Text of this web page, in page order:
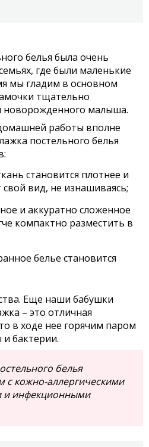
белья была очень
где были маленькие
мы гладим в основном
тщательно
новорожденного малыша.
работы вполне
постельного белья
становится плотнее и
вид, не изнашиваясь;
и аккуратно сложенное
компактно разместить в
белье становится
Еще наши бабушки
– это отличная
в ходе нее горячим паром
бактерии.
белья
с кожно-аллергическими
и инфекционными